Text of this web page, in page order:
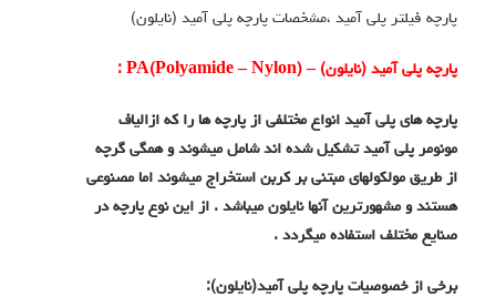
پارچه فیلتر پلی آمید ،مشخصات پارچه پلی آمید (نایلون)
پارچه پلی آمید (نایلون)–
PA(Polyamide – Nylon) :
پارچه های پلی آمید انواع مختلفی از پارچه ها را که ازالیاف
مونومر پلی آمید تشکیل شده اند شامل میشوند و همگی گرچه
از طریق مولکولهای مبتنی بر کربن استخراج میشوند اما مصنوعی
هستند و مشهورترین آنها نایلون میباشد . از این نوع پارچه در
صنایع مختلف استفاده میگردد .
برخی از خصوصیات پارچه پلی آمید(نایلون):